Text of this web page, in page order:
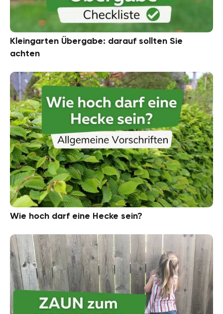
Kleingarten Übergabe: darauf sollten Sie
achten
Wie hoch darf eine Hecke sein?